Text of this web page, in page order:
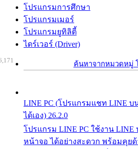
โปรแกรมการศึกษา
โปรแกรมเมอร์
โปรแกรมยูทิลิตี้
ไดร์เวอร์ (Driver)
ค้นหาจากหมวดหมู่
LINE PC (โปรแกรมแชท LINE บ
ได้เอง) 26.2.0
โปรแกรม LINE PC ใช้งาน
หน้าจอ ได้อย่างสะดวก พร้อมคุยด้